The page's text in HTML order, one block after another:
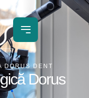
DORUS DENT
Dorus